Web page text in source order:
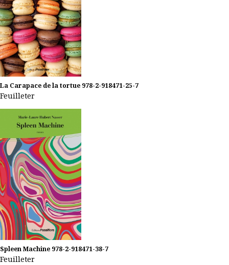
La Carapace de la tortue 978-2-918471-25-7
Feuilleter
Spleen Machine 978-2-918471-38-7
Feuilleter